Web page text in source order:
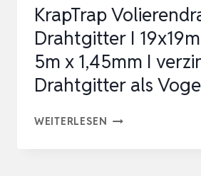
I
M…
KrapTrap
Drahtgitter I
5m x 1,45mm I
Drahtgitter als
WEITERLESEN KRAPTRAP